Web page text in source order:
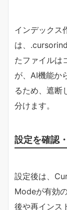
インデックス
は、
たファイルは
が、AI機能か
るため、遮断
分けます。
設定を確認
設定後は、
Modeが有効
後や再インス